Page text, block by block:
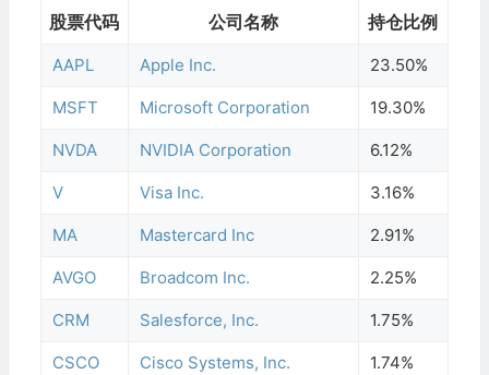
股票代码 公司名称 持仓比例
AAPL Apple Inc. 23.50%
MSFT Microsoft Corporation 19.30%
NVDA NVIDIA Corporation 6.12%
V Visa Inc. 3.16%
MA Mastercard Inc 2.91%
AVGO Broadcom Inc. 2.25%
CRM Salesforce, Inc. 1.75%
CSCO Cisco Systems, Inc. 1.74%